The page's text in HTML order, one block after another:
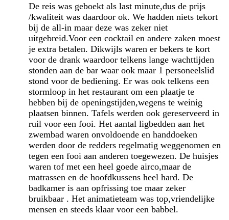
De reis was geboekt als last minute,dus de prijs
/kwaliteit was daardoor ok. We hadden niets tekort
bij de all-in maar deze was zeker niet
uitgebreid.Voor een cocktail en andere zaken moest
je extra betalen. Dikwijls waren er bekers te kort
voor de drank waardoor telkens lange wachttijden
stonden aan de bar waar ook maar 1 personeelslid
stond voor de bediening. Er was ook telkens een
stormloop in het restaurant om een plaatje te
hebben bij de openingstijden,wegens te weinig
plaatsen binnen. Tafels werden ook gereserveerd in
ruil voor een fooi. Het aantal ligbedden aan het
zwembad waren onvoldoende en handdoeken
werden door de redders regelmatig weggenomen en
tegen een fooi aan anderen toegewezen. De huisjes
waren tof met een heel goede airco,maar de
matrassen en de hoofdkussens heel hard. De
badkamer is aan opfrissing toe maar zeker
bruikbaar . Het animatieteam was top,vriendelijke
mensen en steeds klaar voor een babbel.